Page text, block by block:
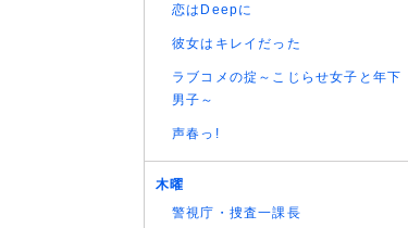
恋はDeepに
彼女はキレイだった
ラブコメの掟～こじらせ女子と年下
男子～
声春っ!
木曜
警視庁・捜査一課長